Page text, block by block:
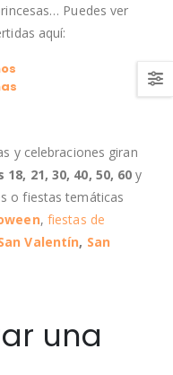
Puedes ver
aquí:
y celebraciones giran
21, 30, 40, 50, 60 y
o fiestas temáticas
, fiestas de
Valentín, San
una